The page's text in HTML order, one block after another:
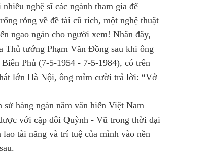
nghệ sĩ các ngành tham gia để
rỗng về đề tài cũ rích, một nghệ thuật
ngao ngán cho người xem! Nhân đây,
Thủ tướng Phạm Văn Đồng sau khi ông
Phủ (7-5-1954 - 7-5-1984), có trên
lớn Hà Nội, ông mỉm cười trả lời: “Vở
hàng ngàn năm văn hiến Việt Nam
với cặp đôi Quỳnh - Vũ trong thời đại
tài năng và trí tuệ của mình vào nền